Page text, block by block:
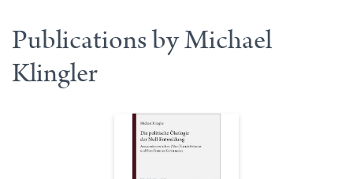
Publications by Michael
Klingler